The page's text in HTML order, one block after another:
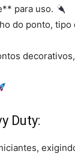
para uso.
do ponto, tipo
Duty: